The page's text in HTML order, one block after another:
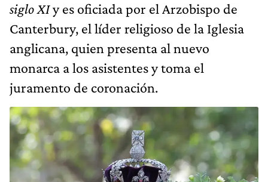
siglo XIy es oficiada por el Arzobispo de
Canterbury, el líder religioso de la Iglesia
anglicana, quien presenta al nuevo
monarca a los asistentes y toma el
juramento de coronación.